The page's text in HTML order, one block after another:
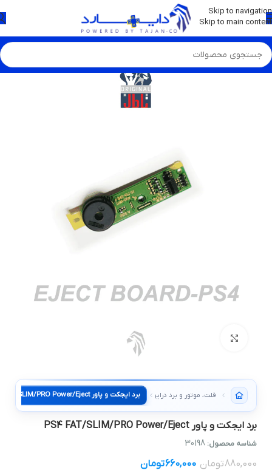
Skip to navigation
Skip to main content
💡برچسب و اسکین کنسول ها بروز شد . . . اینجا کیک کن !
فلت، موتور و برد درایور کنسولبرد ايجکت و پاور PS4 FAT/SLIM/PRO Power/Eject
برد ايجکت و پاور PS4 FAT/SLIM/PRO Power/Eject
شناسه محصول: 30198
880,000تومان 660,000تومان